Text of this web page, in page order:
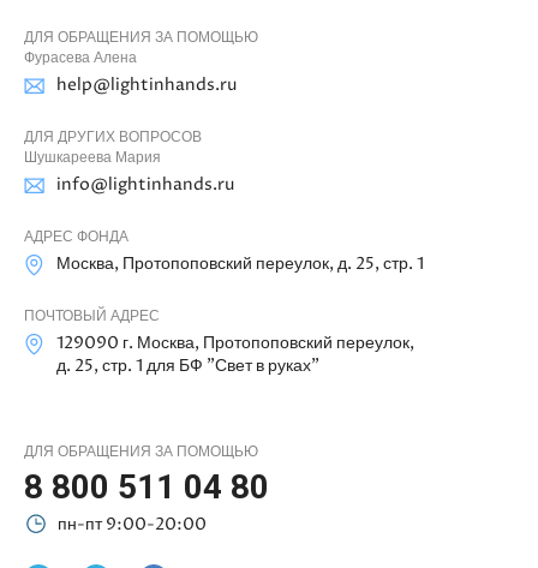
ДЛЯ ОБРАЩЕНИЯ ЗА ПОМОЩЬЮ
Фурасева Алена
help@lightinhands.ru
ДЛЯ ДРУГИХ ВОПРОСОВ
Шушкареева Мария
info@lightinhands.ru
АДРЕС ФОНДА
Москва, Протопоповский переулок, д. 25, стр. 1
ПОЧТОВЫЙ АДРЕС
129090 г. Москва, Протопоповский переулок,
д. 25, стр. 1 для БФ "Свет в руках"
ДЛЯ ОБРАЩЕНИЯ ЗА ПОМОЩЬЮ
8 800 511 04 80
пн-пт 9:00-20:00